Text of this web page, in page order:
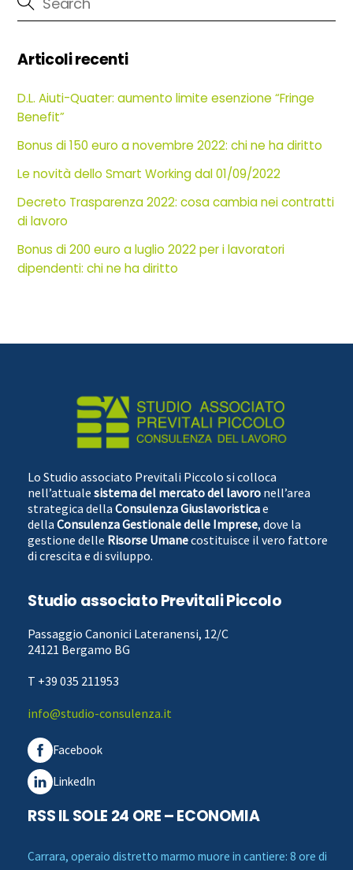
Articoli recenti
D.L. Aiuti-Quater: aumento limite esenzione “Fringe
Benefit”
Bonus di 150 euro a novembre 2022: chi ne ha diritto
Le novità dello Smart Working dal 01/09/2022
Decreto Trasparenza 2022: cosa cambia nei contratti
di lavoro
Bonus di 200 euro a luglio 2022 per i lavoratori
dipendenti: chi ne ha diritto
Lo Studio associato Previtali Piccolo si colloca
nell’attualesistema del mercato del lavoro nell’area
strategica dellaConsulenza Giuslavoristicae
dellaConsulenza Gestionale delle Imprese, dove la
gestione delle Risorse Umanecostituisce il vero fattore
di crescita e di sviluppo.
Studio associato Previtali Piccolo
Passaggio Canonici Lateranensi, 12/C
24121 Bergamo BG
T +39 035 211953
info@studio-consulenza.it
Facebook
LinkedIn
RSS IL SOLE 24 ORE – ECONOMIA
Carrara, operaio distretto marmo muore in cantiere: 8 ore di